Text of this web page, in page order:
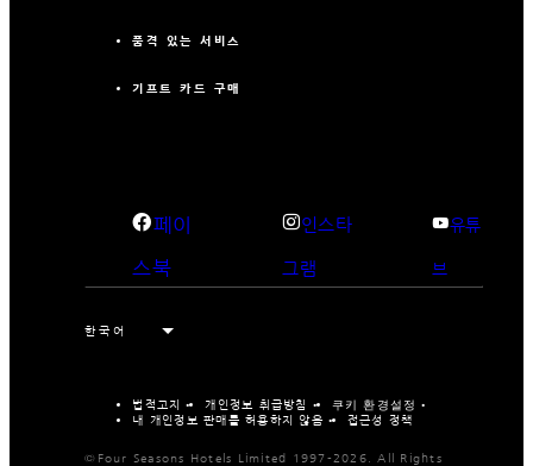
품격 있는 서비스
기프트 카드 구매
페이
스북
인스타
그램
유튜
브
법적고지 개인정보 취급방침
쿠키 환경설정
내 개인정보 판매를 허용하지 않음
접근성 정책
©Four Seasons Hotels Limited 1997-2026. All Rights